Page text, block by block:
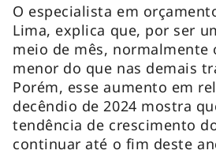
O especialista em
Lima, explica que, por ser
meio de mês, normalmente
menor do que nas demais
Porém, esse aumento em
decêndio de 2024 mostra
tendência de crescimento
continuar até o fim deste